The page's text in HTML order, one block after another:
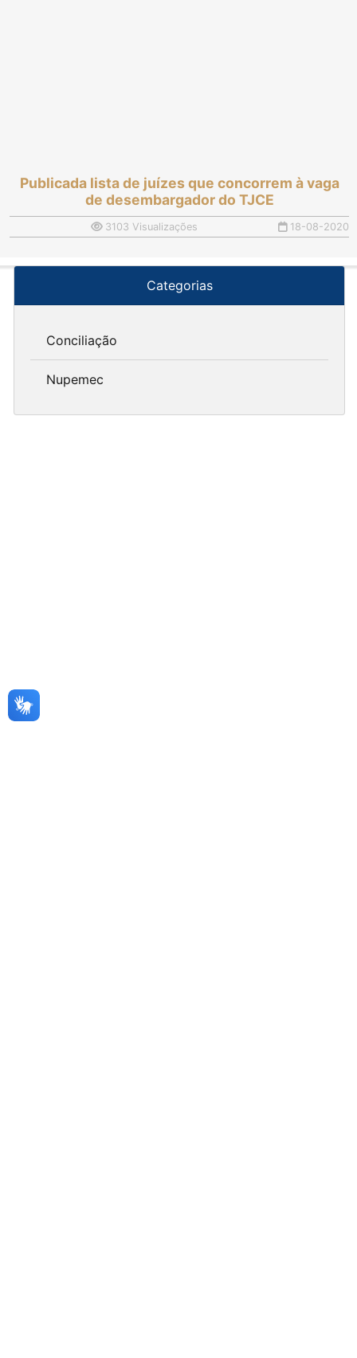
Publicada lista de juízes que concorrem à vaga
de desembargador do TJCE
3103 Visualizações 18-08-2020
Categorias
Conciliação
Nupemec